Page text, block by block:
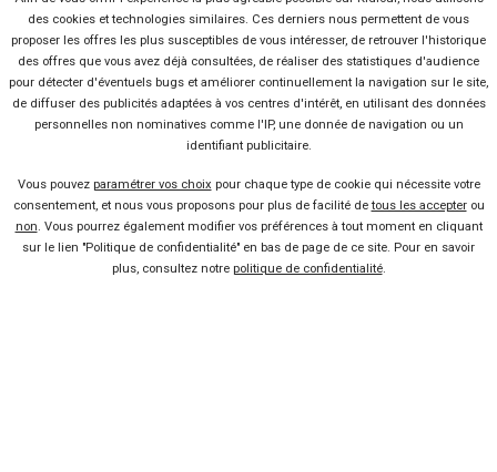
-24 %
BMW
X1
des cookies et technologies similaires. Ces derniers nous permettent de vous
proposer les offres les plus susceptibles de vous intéresser, de retrouver l'historique
des offres que vous avez déjà consultées, de réaliser des statistiques d'audience
pour détecter d'éventuels bugs et améliorer continuellement la navigation sur le site,
de diffuser des publicités adaptées à vos centres d'intérêt, en utilisant des données
personnelles non nominatives comme l'IP, une donnée de navigation ou un
identifiant publicitaire.
Vous pouvez paramétrer vos choix pour chaque type de cookie qui nécessite votre
consentement, et nous vous proposons pour plus de facilité detous les accepterou
non. Vous pourrez également modifier vos préférences à tout moment en cliquant
sur le lien "Politique de confidentialité" en bas de page de ce site. Pour en savoir
plus, consultez notre politique de confidentialité.